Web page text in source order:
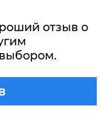
отзыв о